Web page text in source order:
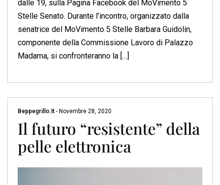
dalle 19, sulla Pagina Facebook del MoVimento 5
Stelle Senato. Durante l’incontro, organizzato dalla
senatrice del MoVimento 5 Stelle Barbara Guidolin,
componente della Commissione Lavoro di Palazzo
Madama, si confronteranno la […]
Beppegrillo.it - Novembre 28, 2020
Il futuro “resistente” della
pelle elettronica